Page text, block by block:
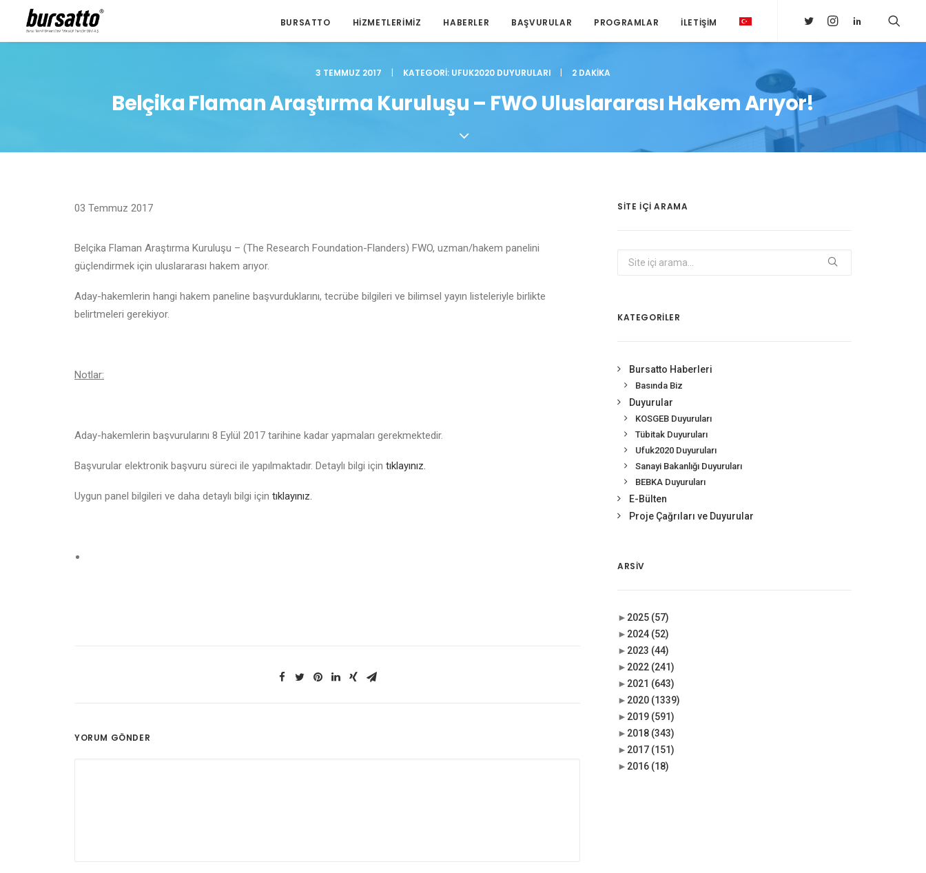
BURSATTO HIZMETLERIMIZ HABERLER BAŞVURULAR PROGRAMLAR İLETIŞIM
3 TEMMUZ 2017 | KATEGORI: UFUK2020 DUYURULARI | 2 DAKIKA
Belçika Flaman Araştırma Kuruluşu – FWO Uluslararası Hakem Arıyor!
03 Temmuz 2017
Belçika Flaman Araştırma Kuruluşu – (The Research Foundation-Flanders) FWO, uzman/hakem panelini
güçlendirmek için uluslararası hakem arıyor.
Aday-hakemlerin hangi hakem paneline başvurduklarını, tecrübe bilgileri ve bilimsel yayın listeleriyle birlikte
belirtmeleri gerekiyor.
Notlar:
Aday-hakemlerin başvurularını 8 Eylül 2017 tarihine kadar yapmaları gerekmektedir.
Başvurular elektronik başvuru süreci ile yapılmaktadır. Detaylı bilgi için tıklayınız.
Uygun panel bilgileri ve daha detaylı bilgi için tıklayınız.
YORUM GÖNDER
SITE IÇI ARAMA
KATEGORİLER
Bursatto Haberleri
Basında Biz
Duyurular
KOSGEB Duyuruları
Tübitak Duyuruları
Ufuk2020 Duyuruları
Sanayi Bakanlığı Duyuruları
BEBKA Duyuruları
E-Bülten
Proje Çağrıları ve Duyurular
ARSIV
► 2025 (57)
► 2024 (52)
► 2023 (44)
► 2022 (241)
► 2021 (643)
► 2020 (1339)
► 2019 (591)
► 2018 (343)
► 2017 (151)
► 2016 (18)